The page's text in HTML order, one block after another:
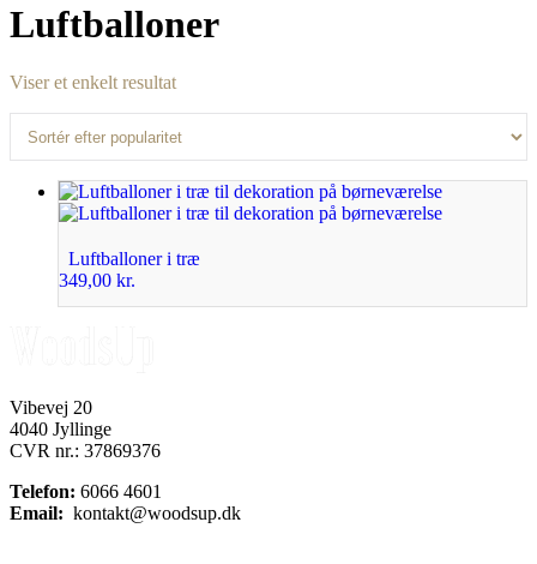
Luftballoner
Viser et enkelt resultat
Luftballoner i træ
349,00 kr.
Vibevej 20
4040 Jyllinge
CVR nr.: 37869376
Telefon: 6066 4601
Email: kontakt@woodsup.dk